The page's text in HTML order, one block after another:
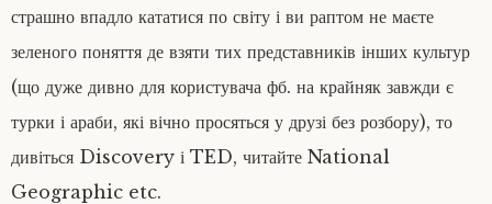
страшно впадло кататися по світу і ви раптом не маєте
зеленого поняття де взяти тих представників інших культур
(що дуже дивно для користувача фб. на крайняк завжди є
турки і араби, які вічно просяться у друзі без розбору), то
дивіться Discovery і TED, читайте National
Geographic etc.